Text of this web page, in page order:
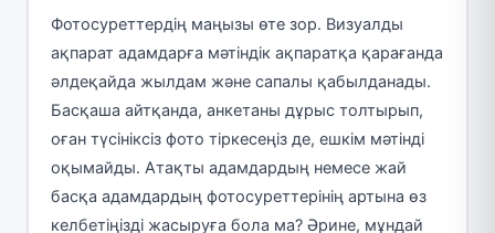
Фотосуреттердің маңызы өте зор. Визуалды
ақпарат адамдарға мәтіндік ақпаратқа қарағанда
әлдеқайда жылдам және сапалы қабылданады.
Басқаша айтқанда, анкетаны дұрыс толтырып,
оған түсініксіз фото тіркесеңіз де, ешкім мәтінді
оқымайды. Атақты адамдардың немесе жай
басқа адамдардың фотосуреттерінің артына өз
келбетіңізді жасыруға бола ма? Әрине, мұндай